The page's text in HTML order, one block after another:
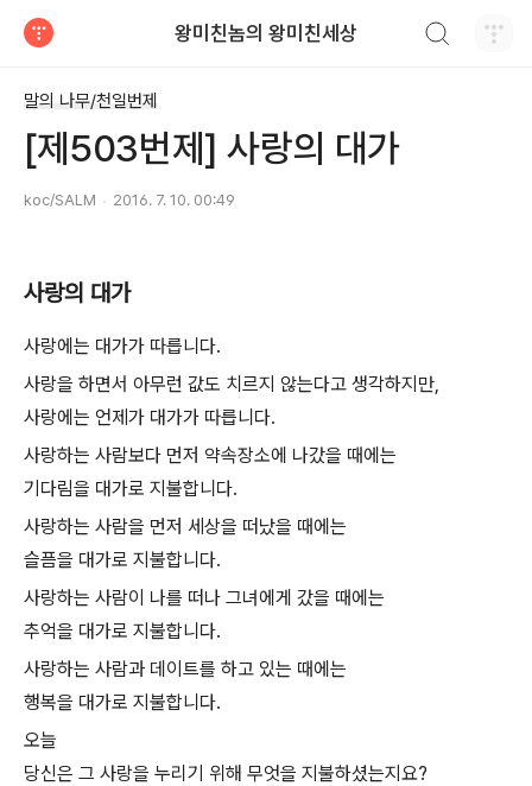
왕미친놈의 왕미친세상
말의 나무/천일번제
[제503번제] 사랑의 대가
koc/SALM 2016. 7. 10. 00:49
사랑의 대가
사랑에는 대가가 따릅니다.
사랑을 하면서 아무런 값도 치르지 않는다고 생각하지만,
사랑에는 언제가 대가가 따릅니다.
사랑하는 사람보다 먼저 약속장소에 나갔을 때에는
기다림을 대가로 지불합니다.
사랑하는 사람을 먼저 세상을 떠났을 때에는
슬픔을 대가로 지불합니다.
사랑하는 사람이 나를 떠나 그녀에게 갔을 때에는
추억을 대가로 지불합니다.
사랑하는 사람과 데이트를 하고 있는 때에는
행복을 대가로 지불합니다.
오늘
당신은 그 사랑을 누리기 위해 무엇을 지불하셨는지요?